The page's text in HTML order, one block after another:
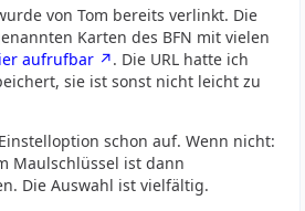
von Tom bereits verlinkt. Die
Karten des BFN mit vielen
aufrufbar
. Die URL hatte ich
sie ist sonst nicht leicht zu
schon auf. Wenn nicht:
Maulschlüssel ist dann
Die Auswahl ist vielfältig.